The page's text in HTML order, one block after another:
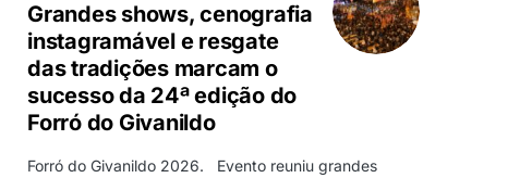
Grandes shows, cenografia
instagramável e resgate
das tradições marcam o
sucesso da 24ª edição do
Forró do Givanildo
Forró do Givanildo 2026. Evento reuniu grandes